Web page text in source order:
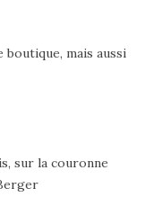
mais aussi
sur la couronne